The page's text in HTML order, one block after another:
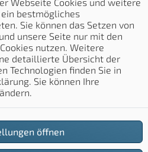
Ihr Trinkwasser immer
möchten Ihren
Dann sprechen Sie mit
bestmögliches
Sie können das Setzen von
unsere Seite nur mit den
nutzen. Weitere
detaillierte Übersicht der
Technologien finden Sie in
Sie können Ihre
öffnen